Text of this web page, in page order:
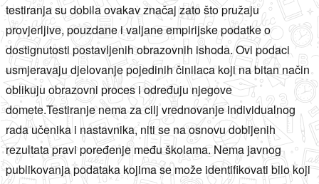
testiranja su dobila ovakav značaj zato što pružaju
provjerljive, pouzdane i valjane empirijske podatke o
dostignutosti postavljenih obrazovnih ishoda. Ovi podaci
usmjeravaju djelovanje pojedinih činilaca koji na bitan način
oblikuju obrazovni proces i određuju njegove
domete.Testiranje nema za cilj vrednovanje individualnog
rada učenika i nastavnika, niti se na osnovu dobijenih
rezultata pravi poređenje među školama. Nema javnog
publikovanja podataka kojima se može identifikovati bilo koji